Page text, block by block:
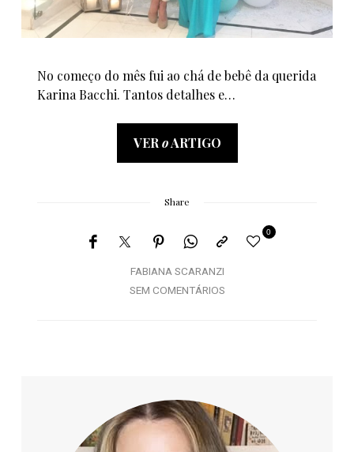
No começo do mês fui ao chá de bebê da querida
Karina Bacchi. Tantos detalhes e…
VERoARTIGO
Share
FABIANA SCARANZI
0
SEM COMENTÁRIOS